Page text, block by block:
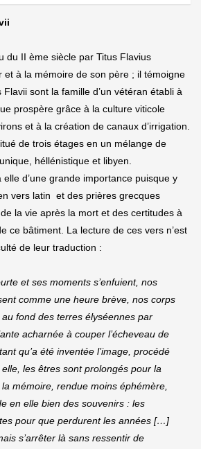
du II ème siècle par Titus Flavius
et à la mémoire de son père ; il témoigne
Flavii sont la famille d’un vétéran établi à
prospère grâce à la culture viticole
et à la création de canaux d’irrigation.
de trois étages en un mélange de
héllénistique et libyen.
elle d’une grande importance puisque y
vers latin et des prières grecques
la vie après la mort et des certitudes à
ce bâtiment. La lecture de ces vers n’est
de leur traduction :
et ses moments s’enfuient, nos
comme une heure brève, nos corps
fond des terres élyséennes par
acharnée à couper l’écheveau de
qu’a été inventée l’image, procédé
les êtres sont prolongés pour la
mémoire, rendue moins éphémère,
en elle bien des souvenirs : les
pour que perdurent les années […]
s’arrêter là sans ressentir de